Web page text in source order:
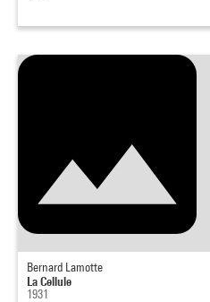
Bernard Lamotte
La Cellule
1931